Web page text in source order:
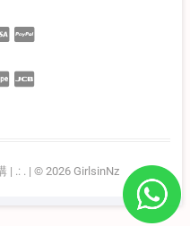
| .: . | © 2026 GirlsinNz